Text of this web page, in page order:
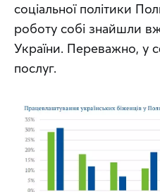
соціальної політики
роботу собі знайшли
України. Переважно, у
послуг.